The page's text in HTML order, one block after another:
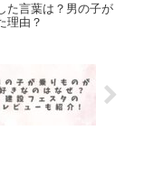
た言葉は？男の子が
理由？